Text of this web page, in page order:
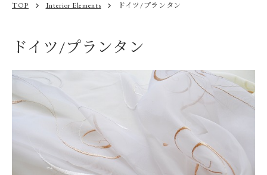
TOP chevron_right Interior Elements chevron_right ドイツ/プランタン
ドイツ/プランタン